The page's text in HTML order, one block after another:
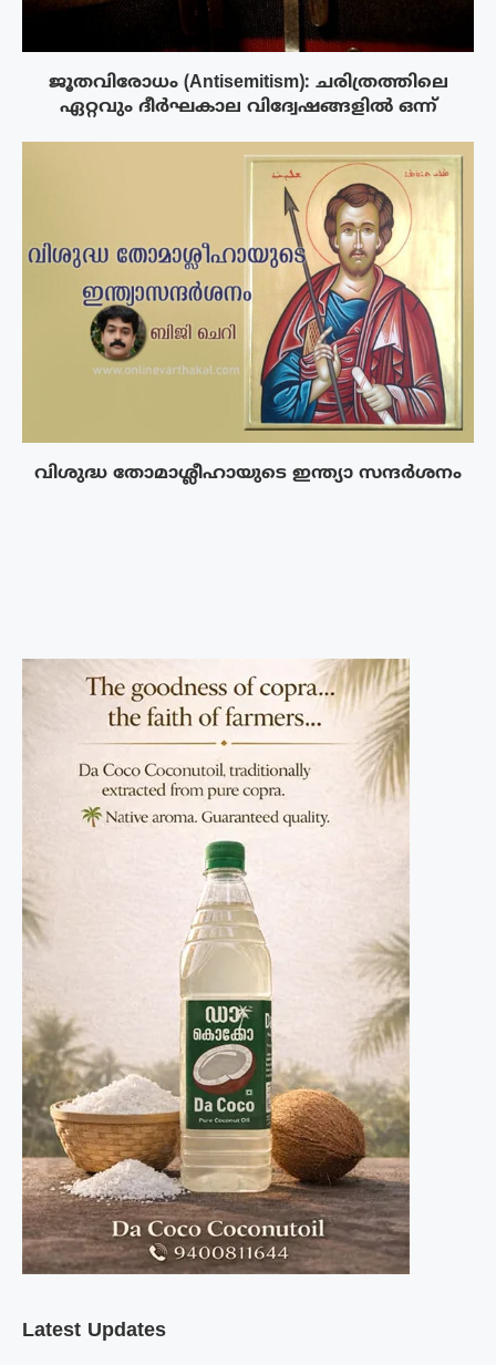
ജൂതവിരോധം (Antisemitism): ചരിത്രത്തിലെ
ഏറ്റവും ദീർഘകാല വിദ്വേഷങ്ങളിൽ ഒന്ന്
വിശുദ്ധ തോമാശ്ലീഹായുടെ ഇന്ത്യാ സന്ദർശനം
Latest Updates